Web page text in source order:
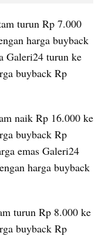
turun Rp 7.000
harga buyback
Galeri24 turun ke
buyback Rp
naik Rp 16.000 ke
buyback Rp
emas Galeri24
harga buyback
turun Rp 8.000 ke
buyback Rp